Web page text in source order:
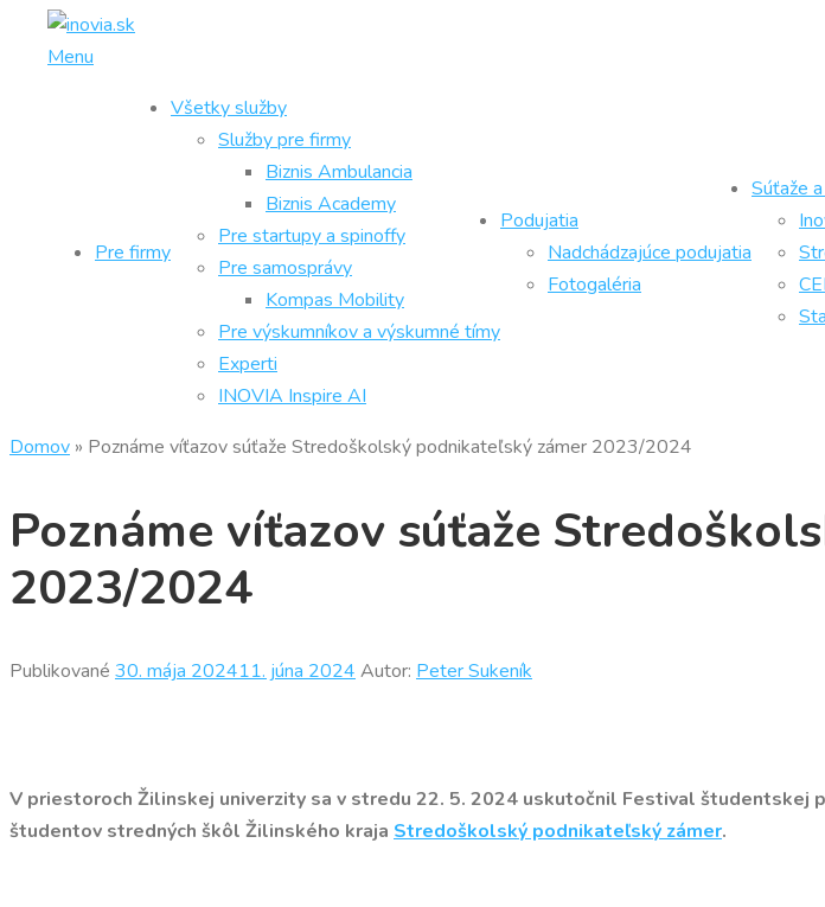
Prejsť
Menu
Pre firmy
Všetky služby
Služby pre firmy
Biznis Ambulancia
Biznis Academy
Pre startupy a spinoffy
Pre samosprávy
Kompas Mobility
Pre výskumníkov a výskumné tímy
Experti
INOVIA Inspire AI
Podujatia
Nadchádzajúce podujatia
Fotogaléria
Súťaže
Domov » Poznáme víťazov súťaže Stredoškolský podnikateľský zámer 2023/2024
Poznáme víťazov súťaže
2023/2024
Publikované 30. mája 202411. júna 2024 Autor: Peter Sukeník
V priestoroch Žilinskej univerzity sa v stredu 22. 5. 2024 uskutočnil Festival študentskej
študentov stredných škôl Žilinského kraja Stredoškolský podnikateľský zámer.